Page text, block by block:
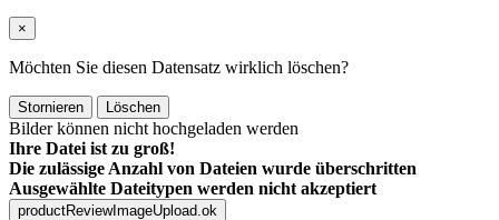
×
Möchten Sie diesen Datensatz wirklich löschen?
Stornieren Löschen
Bilder können nicht hochgeladen werden
Ihre Datei ist zu groß!
Die zulässige Anzahl von Dateien wurde überschritten
Ausgewählte Dateitypen werden nicht akzeptiert
productReviewImageUpload.ok